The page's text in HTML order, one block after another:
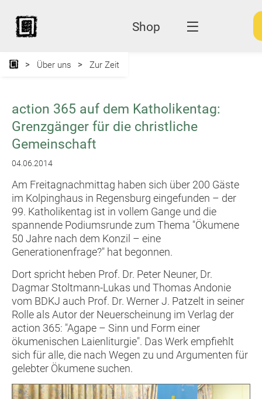
Shop
Über uns Zur Zeit
action 365 auf dem Katholikentag:
Grenzgänger für die christliche
Gemeinschaft
04.06.2014
Am Freitagnachmittag haben sich über 200 Gäste
im Kolpinghaus in Regensburg eingefunden – der
99. Katholikentag ist in vollem Gange und die
spannende Podiumsrunde zum Thema "Ökumene
50 Jahre nach dem Konzil – eine
Generationenfrage?" hat begonnen.
Dort spricht heben Prof. Dr. Peter Neuner, Dr.
Dagmar Stoltmann-Lukas und Thomas Andonie
vom BDKJ auch Prof. Dr. Werner J. Patzelt in seiner
Rolle als Autor der Neuerscheinung im Verlag der
action 365: "Agape – Sinn und Form einer
ökumenischen Laienliturgie". Das Werk empfiehlt
sich für alle, die nach Wegen zu und Argumenten für
gelebter Ökumene suchen.